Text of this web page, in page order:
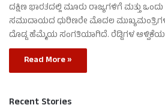
ದಕ್ಷಿಣ ಭಾರತದಲ್ಲಿ ಮೂರು ರಾಜ್ಯಗಳಿಗೆ ಮತ್ತು ಒಂದು
ಸಮುದಾಯದ ಧುರಿಣರೇ ಮೊದಲ
ದೊಡ್ಡ ಹೆಮ್ಮೆಯ ಸಂಗತಿಯಾಗಿದೆ. ರೆಡ್ಡಿಗಳ
Read More »
Recent Stories